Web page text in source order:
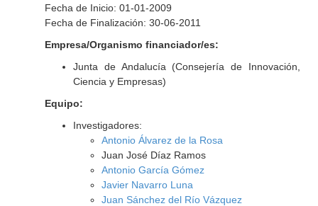
Fecha de Inicio: 01-01-2009
Fecha de Finalización: 30-06-2011
Empresa/Organismo financiador/es:
Junta de Andalucía (Consejería de Innovación,
Ciencia y Empresas)
Equipo:
Investigadores:
Antonio Álvarez de la Rosa
Juan José Díaz Ramos
Antonio García Gómez
Javier Navarro Luna
Juan Sánchez del Río Vázquez